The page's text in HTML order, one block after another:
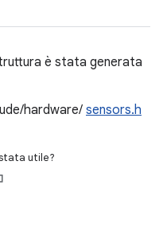
è stata generata
hardware/ sensors.h
utile?